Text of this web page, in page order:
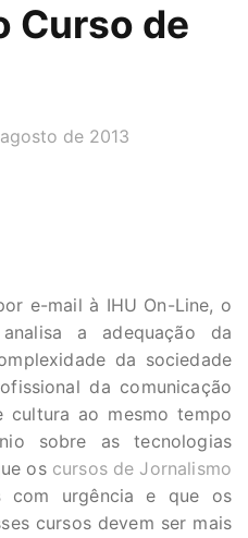
Curso de
de 2013
e-mail à IHU On-Line, o
a adequação da
da sociedade
da comunicação
cultura ao mesmo tempo
sobre as tecnologias
os cursos de Jornalismo
com urgência e que os
cursos devem ser mais